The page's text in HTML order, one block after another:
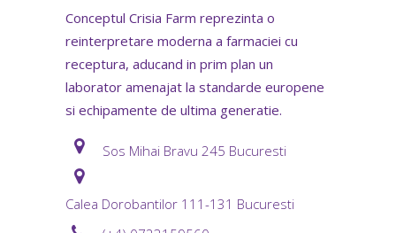
Conceptul Crisia Farm reprezinta o
reinterpretare moderna a farmaciei cu
receptura, aducand in prim plan un
laborator amenajat la standarde europene
si echipamente de ultima generatie.
Sos Mihai Bravu 245 Bucuresti
Calea Dorobantilor 111-131 Bucuresti